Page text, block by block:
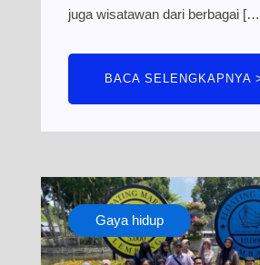
juga wisatawan dari berbagai
BACA SELENGKAPNYA
Gaya hidup